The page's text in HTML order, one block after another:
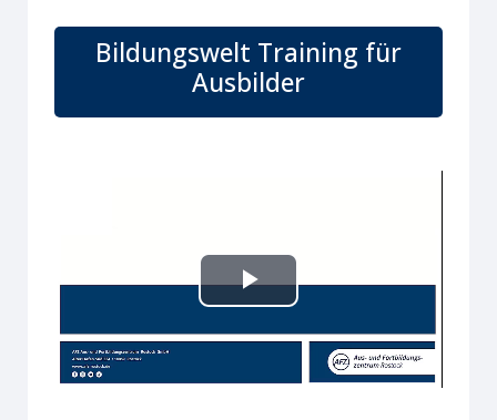
Bildungswelt Training für
Ausbilder
Video
abspielen